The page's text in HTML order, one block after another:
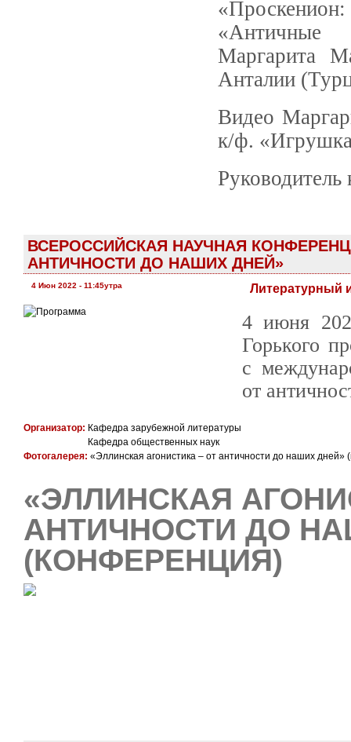
«Античные
Маргарита
Анталии
Видео
к/ф.
Руководитель
ВСЕРОССИЙСКАЯ НАУЧНАЯ
АНТИЧНОСТИ ДО НАШИХ ДНЕЙ»
4 Июн 2022 - 11:45утра Литературный
4 июня
Горького
с
от
Организатор: Кафедра зарубежной литературы
Кафедра общественных наук
Фотогалерея: «Эллинская агонистика – от античности до наших дней»
«ЭЛЛИНСКАЯ
АНТИЧНОСТИ ДО
(КОНФЕРЕНЦИЯ)